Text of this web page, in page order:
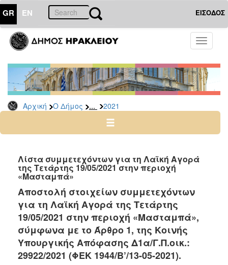
GR EN ΕΙΣΟΔΟΣ
Toggle
Αρχική Ο Δήμος ... 2021
ΔΗΜΟΣ
Δελτία
Τύπου
Αρχείο
2026
2024
2022
2021
2020
2019
2018
2017
2016
Λίστα συμμετεχόντων για τη Λαϊκή Αγορά
της Τετάρτης 19/05/2021 στην περιοχή
«Μασταμπά»
Αποστολή στοιχείων συμμετεχόντων
για τη Λαϊκή Αγορά της Τετάρτης
19/05/2021 στην περιοχή «Μασταμπά»,
σύμφωνα με το Άρθρο 1, της Κοινής
Υπουργικής Απόφασης Δ1α/Γ.Π.οικ.:
29922/2021 (ΦΕΚ 1944/Β’/13-05-2021).